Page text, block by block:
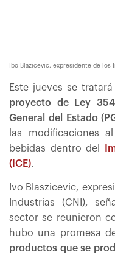
Ibo Blazicevic, expresidente de los
Este jueves se
proyecto de Ley
General del Estado
las modificaciones
bebidas dentro del
(ICE).
Ivo Blaszicevic,
Industrias (CNI),
sector se reunieron
hubo una promesa
productos que se